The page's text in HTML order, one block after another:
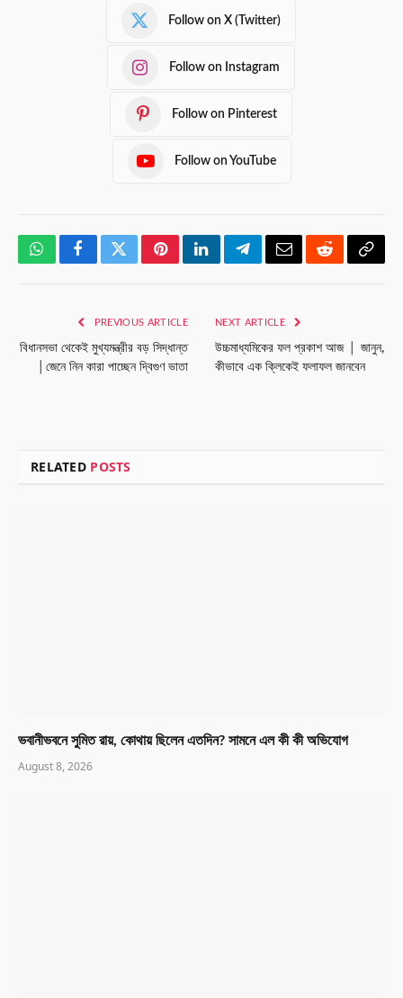
Follow on X (Twitter)
Follow on Instagram
Follow on Pinterest
Follow on YouTube
WhatsAppFacebookTwitterPinterestLinkedInTelegramEmailRedditCopy
PREVIOUS ARTICLE
বিধানসভা থেকেই মুখ্যমন্ত্রীর বড় সিদ্ধান্ত
│জেনে নিন কারা পাচ্ছেন দ্বিগুণ ভাতা
NEXT ARTICLE
উচ্চমাধ্যমিকের ফল প্রকাশ আজ │ জানুন,
কীভাবে এক ক্লিকেই ফলাফল জানবেন
RELATED POSTS
ভবানীভবনে সুমিত রায়, কোথায় ছিলেন এতদিন? সামনে এল কী কী অভিযোগ
August 8, 2026